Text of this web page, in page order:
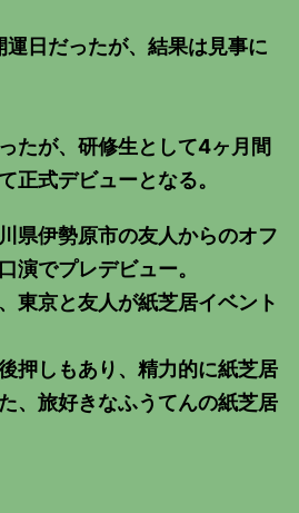
運日だったが、結果は見事に
たが、研修生として4ヶ月間
正式デビューとなる。
県伊勢原市の友人からのオフ
演でプレデビュー。
東京と友人が紙芝居イベント
押しもあり、精力的に紙芝居
、旅好きなふうてんの紙芝居